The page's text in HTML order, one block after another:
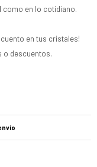
como en lo cotidiano.
en tus cristales!
o descuentos.